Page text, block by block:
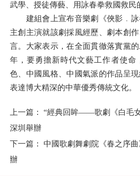
武學、授徒傳藝、用詠春拳救國救民
建組會上宣布音樂劇《俠影﹒詠
主創主演就該劇採風經歷、劇本創
言。大家表示，在全面貫徹落實黨
年，要勇擔新時代文藝工作者使命
色、中國風格、中國氣派的作品呈
表達博大精深的中華優秀傳統文化。
上一篇： “經典回眸——歌劇《白毛
深圳舉辦
下一篇： 中國歌劇舞劇院《春之序
辦